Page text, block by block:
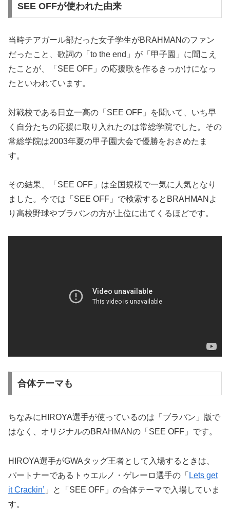
SEE OFFが使われた由来
当時チアガール部だった女子学生がBRAHMANのファン
だったこと、歌詞の「to the end」が「甲子園」に聞こえ
たことが、「SEE OFF」の応援歌を作るきっかけになっ
たといわれています。
対戦校である日立一高の「SEE OFF」を聞いて、いち早
く自分たちの応援に取り入れたのは常総学院でした。その
常総学院は2003年夏の甲子園大会で優勝をおさめたま
す。
その結果、「SEE OFF」は全国規模で一気に人気となり
ました。今では「SEE OFF」で検索するとBRAHMANよ
り高校野球やブラバンの方が上位に出てくるほどです。
合体テーマも
ちなみにHIROYA選手が使っているのは「ブラバン」版で
はなく、オリジナルのBRAHMANの「SEE OFF」です。
HIROYA選手がGWAタッグ王者として入場するときは、
パートナーであるトゥエルノ・ゲレーロ選手の「 Lets get
it Crackin’ 」と「SEE OFF」の合体テーマで入場していま
す。